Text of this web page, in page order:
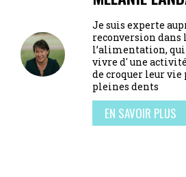
Je suis experte
reconversion dans
l’alimentation,
vivre d' une
de croquer leur
pleines dents
EN SAVOIR PLUS